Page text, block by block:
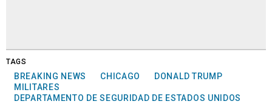
TAGS
BREAKING NEWS CHICAGO
DONALD TRUMP
MILITARES
DEPARTAMENTO DE SEGURIDAD DE ESTADOS UNIDOS